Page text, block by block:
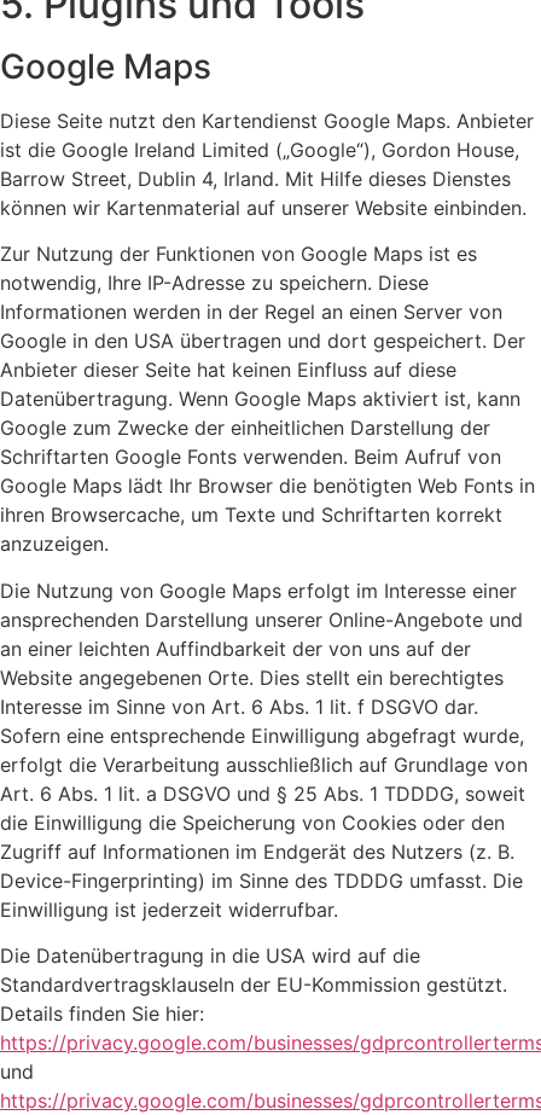
Google Maps
Diese Seite nutzt den Kartendienst Google Maps. Anbieter
ist die Google Ireland Limited („Google“), Gordon House,
Barrow Street, Dublin 4, Irland. Mit Hilfe dieses Dienstes
können wir Kartenmaterial auf unserer Website einbinden.
Zur Nutzung der Funktionen von Google Maps ist es
notwendig, Ihre IP-Adresse zu speichern. Diese
Informationen werden in der Regel an einen Server von
Google in den USA übertragen und dort gespeichert. Der
Anbieter dieser Seite hat keinen Einfluss auf diese
Datenübertragung. Wenn Google Maps aktiviert ist, kann
Google zum Zwecke der einheitlichen Darstellung der
Schriftarten Google Fonts verwenden. Beim Aufruf von
Google Maps lädt Ihr Browser die benötigten Web Fonts in
ihren Browsercache, um Texte und Schriftarten korrekt
anzuzeigen.
Die Nutzung von Google Maps erfolgt im Interesse einer
ansprechenden Darstellung unserer Online-Angebote und
an einer leichten Auffindbarkeit der von uns auf der
Website angegebenen Orte. Dies stellt ein berechtigtes
Interesse im Sinne von Art. 6 Abs. 1 lit. f DSGVO dar.
Sofern eine entsprechende Einwilligung abgefragt wurde,
erfolgt die Verarbeitung ausschließlich auf Grundlage von
Art. 6 Abs. 1 lit. a DSGVO und § 25 Abs. 1 TDDDG, soweit
die Einwilligung die Speicherung von Cookies oder den
Zugriff auf Informationen im Endgerät des Nutzers (z. B.
Device-Fingerprinting) im Sinne des TDDDG umfasst. Die
Einwilligung ist jederzeit widerrufbar.
Die Datenübertragung in die USA wird auf die
Standardvertragsklauseln der EU-Kommission gestützt.
Details finden Sie hier:
https://privacy.google.com/businesses/
und
https://privacy.google.com/businesses/